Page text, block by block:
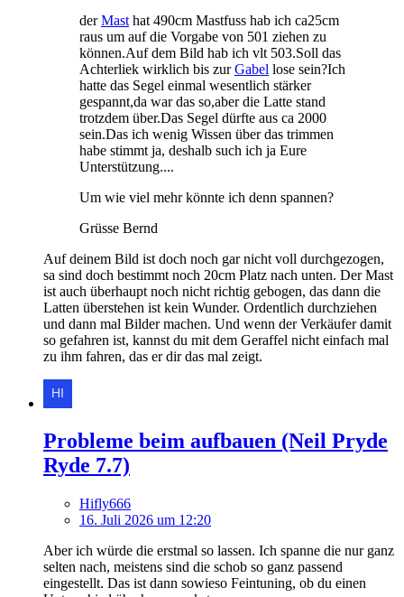
derMast hat 490cm Mastfuss hab ich ca25cm
raus um auf die Vorgabe von 501 ziehen zu
können.Auf dem Bild hab ich vlt 503.Soll das
Achterliek wirklich bis zurGabel lose sein?Ich
hatte das Segel einmal wesentlich stärker
gespannt,da war das so,aber die Latte stand
trotzdem über.Das Segel dürfte aus ca 2000
sein.Das ich wenig Wissen über das trimmen
habe stimmt ja, deshalb such ich ja Eure
Unterstützung....
Um wie viel mehr könnte ich denn spannen?
Grüsse Bernd
Auf deinem Bild ist doch noch gar nicht voll durchgezogen,
sa sind doch bestimmt noch 20cm Platz nach unten. Der Mast
ist auch überhaupt noch nicht richtig gebogen, das dann die
Latten überstehen ist kein Wunder. Ordentlich durchziehen
und dann mal Bilder machen. Und wenn der Verkäufer damit
so gefahren ist, kannst du mit dem Geraffel nicht einfach mal
zu ihm fahren, das er dir das mal zeigt.
Probleme beim aufbauen (Neil Pryde
Ryde 7.7)
Hifly666
16. Juli 2026 um 12:20
Aber ich würde die erstmal so lassen. Ich spanne die nur ganz
selten nach, meistens sind die schob so ganz passend
eingestellt. Das ist dann sowieso Feintuning, ob du einen